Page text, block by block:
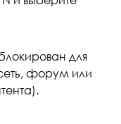
для
форум или